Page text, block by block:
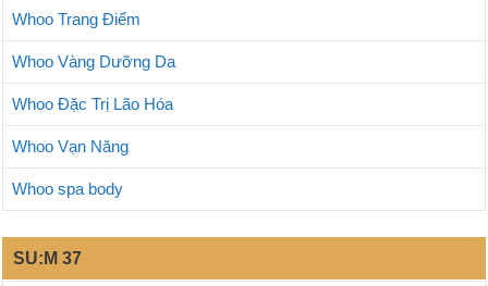
Whoo Trang Điểm
Whoo Vàng Dưỡng Da
Whoo Đặc Trị Lão Hóa
Whoo Vạn Năng
Whoo spa body
SU:M 37